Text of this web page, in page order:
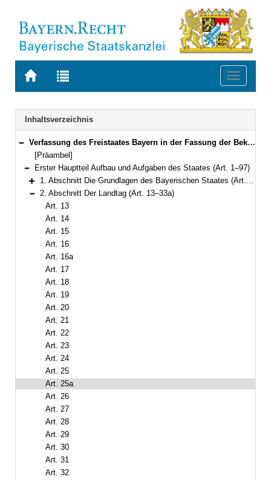
Zur
BAYERN.RECHT
Zur
letzten
Suche
Toggle
Navigation
Inhaltsverzeichnis
Bereich reduzieren
Verfassung des Freistaates Bayern in der Fassung der Bekanntmachung vom 15. Dezember 1998 (GVBl. S. 991, 992) BayRS 100-1-I (Art. 1–188)
[Präambel]
Bereich reduzieren
Erster Hauptteil Aufbau und Aufgaben des Staates (Art. 1–97)
Bereich erweitern
1. Abschnitt Die Grundlagen des Bayerischen Staates (Art. 1–12)
Bereich reduzieren
2. Abschnitt Der Landtag (Art. 13–33a)
Art. 13
Art. 14
Art. 15
Art. 16
Art. 16a
Art. 17
Art. 18
Art. 19
Art. 20
Art. 21
Art. 22
Art. 23
Art. 24
Art. 25
Art. 25a
Art. 26
Art. 27
Art. 28
Art. 29
Art. 30
Art. 31
Art. 32